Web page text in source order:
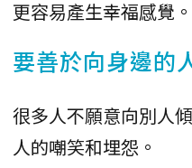
更容易產生幸福感覺。
要善於向身邊的
很多人不願意向別人
人的嘲笑和埋怨。